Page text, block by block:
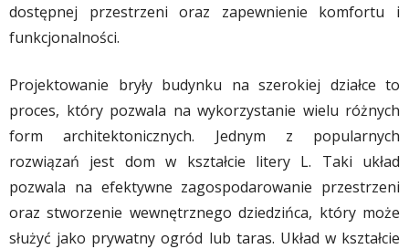
dostępnej przestrzeni oraz zapewnienie komfortu i
funkcjonalności.
Projektowanie bryły budynku na szerokiej działce to
proces, który pozwala na wykorzystanie wielu różnych
form architektonicznych. Jednym z popularnych
rozwiązań jest dom w kształcie litery L. Taki układ
pozwala na efektywne zagospodarowanie przestrzeni
oraz stworzenie wewnętrznego dziedzińca, który może
służyć jako prywatny ogród lub taras. Układ w kształcie